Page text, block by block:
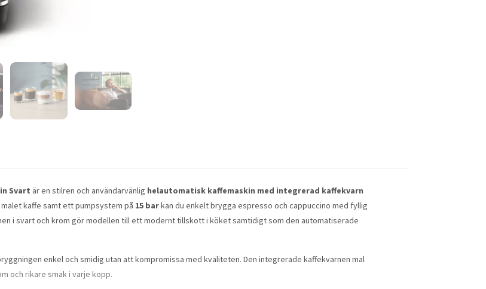
Svart är en stilren och användarvänlig helautomatisk kaffemaskin med integrerad kaffekvarn
kaffe samt ett pumpsystem på 15 barkan du enkelt brygga espresso och cappuccino med fyllig
i svart och krom gör modellen till ett modernt tillskott i köket samtidigt som den automatiserade
enkel och smidig utan att kompromissa med kvaliteten. Den integrerade kaffekvarnen mal
och rikare smak i varje kopp.